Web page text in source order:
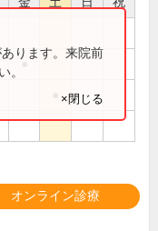
●
ります。来院前
。
×閉じる
オンライン診療